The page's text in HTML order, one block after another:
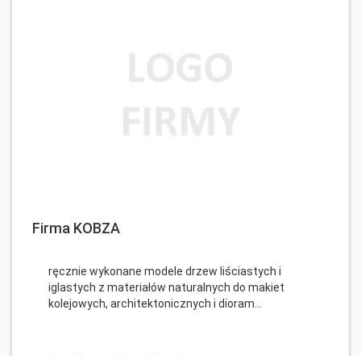
Firma KOBZA
ręcznie wykonane modele drzew liściastych i
iglastych z materiałów naturalnych do makiet
kolejowych, architektonicznych i dioram...